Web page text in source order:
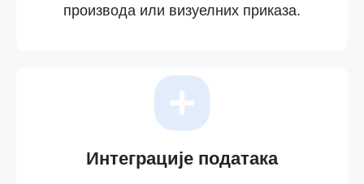
производа или визуелних приказа.
Интеграције података